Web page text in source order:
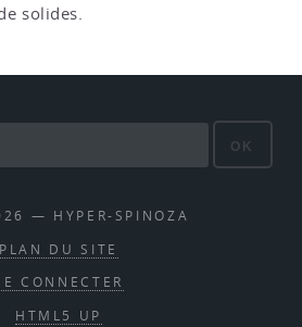
solides.
OK
— HYPER-SPINOZA
PLAN DU SITE
CONNECTER
HTML5 UP